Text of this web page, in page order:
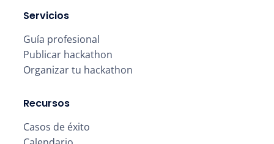
Servicios
Guía profesional
Publicar hackathon
Organizar tu hackathon
Recursos
Casos de éxito